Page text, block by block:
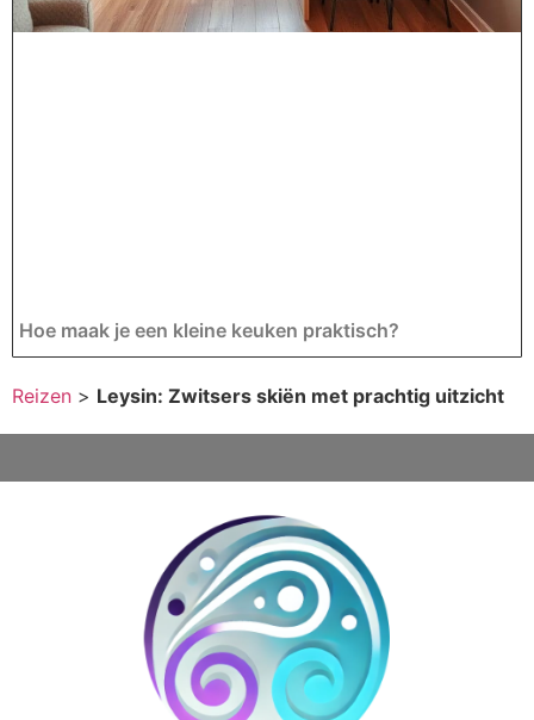
Hoe maak je een kleine keuken praktisch?
Reizen > Leysin: Zwitsers skiën met prachtig uitzicht